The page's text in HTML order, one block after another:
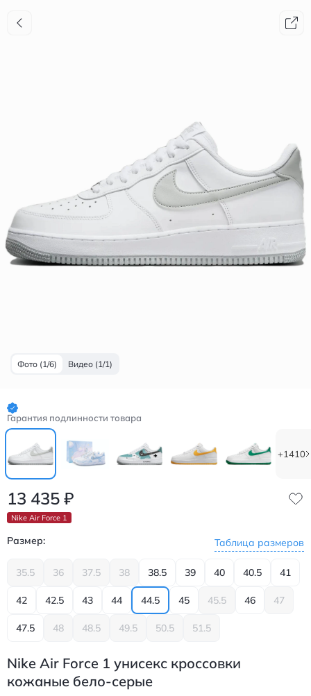
Фото (1/6) Видео (1/1)
Гарантия подлинности товара
+1410
13 435 ₽
Nike Air Force 1
Размер: Таблица размеров
35.5 36 37.5 38 38.5 39 40 40.5 41
42 42.5 43 44 44.5 45 45.5 46 47
47.5 48 48.5 49.5 50.5 51.5
Nike Air Force 1 унисекс кроссовки
кожаные бело-серые